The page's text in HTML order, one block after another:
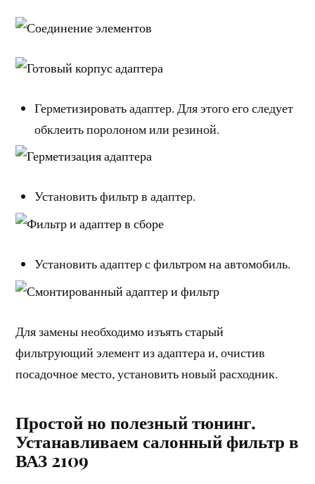
Герметизировать адаптер. Для этого его следует
обклеить поролоном или резиной.
Установить фильтр в адаптер.
Установить адаптер с фильтром на автомобиль.
Для замены необходимо изъять старый
фильтрующий элемент из адаптера и, очистив
посадочное место, установить новый расходник.
Простой но полезный тюнинг.
Устанавливаем салонный фильтр в
ВАЗ 2109